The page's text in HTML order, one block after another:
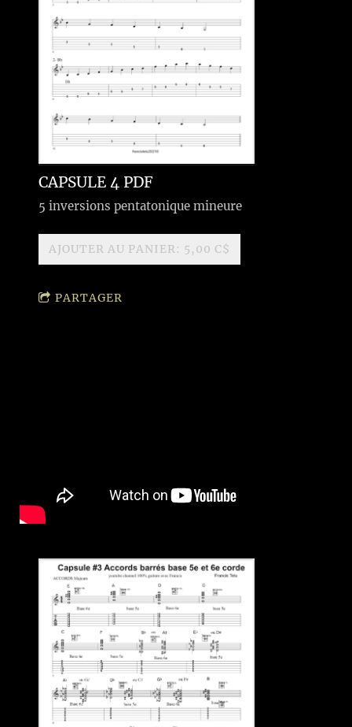
CAPSULE 4 PDF
5 inversions pentatonique mineure
AJOUTER AU PANIER: 5,00 C$
PARTAGER